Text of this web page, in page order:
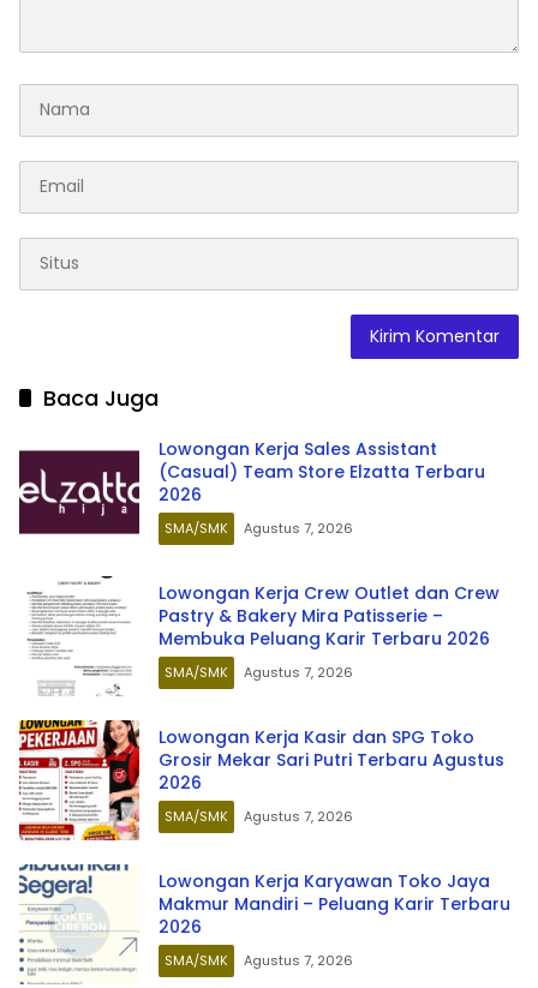
Baca Juga
Lowongan Kerja Sales Assistant
(Casual) Team Store Elzatta Terbaru
2026
SMA/SMK Agustus 7, 2026
Lowongan Kerja Crew Outlet dan Crew
Pastry & Bakery Mira Patisserie –
Membuka Peluang Karir Terbaru 2026
SMA/SMK Agustus 7, 2026
Lowongan Kerja Kasir dan SPG Toko
Grosir Mekar Sari Putri Terbaru Agustus
2026
SMA/SMK Agustus 7, 2026
Lowongan Kerja Karyawan Toko Jaya
Makmur Mandiri – Peluang Karir Terbaru
2026
SMA/SMK Agustus 7, 2026